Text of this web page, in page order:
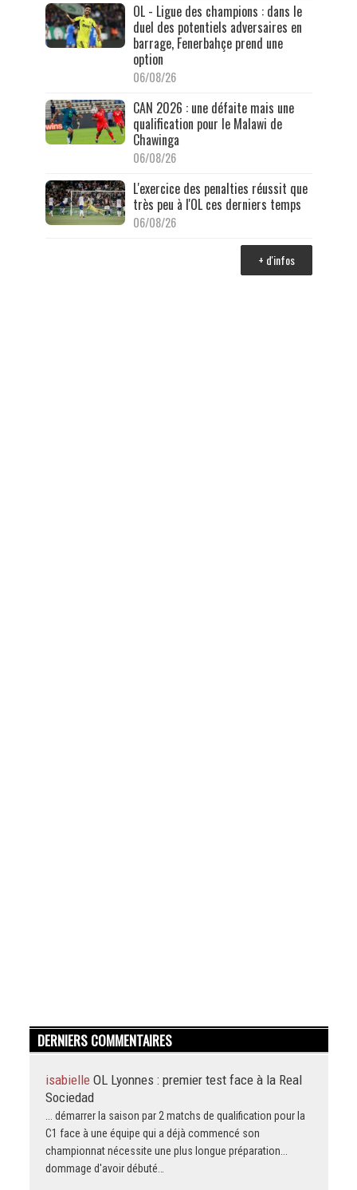
OL - Ligue des champions : dans le
duel des potentiels adversaires en
barrage, Fenerbahçe prend une
option
06/08/26
CAN 2026 : une défaite mais une
qualification pour le Malawi de
Chawinga
06/08/26
L'exercice des penalties réussit que
très peu à l'OL ces derniers temps
06/08/26
+ d'infos
DERNIERS COMMENTAIRES
isabielle OL Lyonnes : premier test face à la Real
Sociedad
... démarrer la saison par 2 matchs de qualification pour la
C1 face à une équipe qui a déjà commencé son
championnat nécessite une plus longue préparation...
dommage d'avoir débuté…